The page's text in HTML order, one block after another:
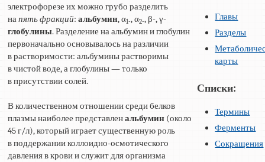
электрофорезе их можно грубо разделить
напять фракций:альбумин, α1-, α2-, β-, γ-
глобулины. Разделение на альбумин и глобулин
первоначально основывалось на различии
в растворимости: альбумины растворимы
в чистой воде, а глобулины — только
в присутствии солей.
В количественном отношении среди белков
плазмы наиболее представленальбумин (около
45 г/л), который играет существенную роль
в поддержании коллоидно-осмотического
давления в крови и служит для организма
Главы
Разделы
карты
Списки:
Термины
Ферменты
Сокращения